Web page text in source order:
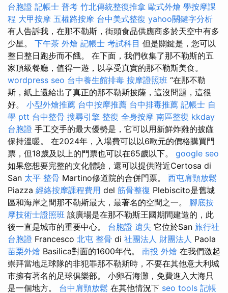
台胞證 記帳士 普考 竹北傳統整復推拿 歐式外燴 學按摩課
程 大甲按摩 五權路按摩 台中美式整復 yahoo關鍵字分析
有人告訴我，在那不勒斯，街頭食品供應商多於天空中有多
少星。 下午茶 外燴 記帳士 考試科目 但是關鍵是，您可以
整日整日跑步而不餓。 在下面，我們收集了那不勒斯的五
家頂級餐廳，值得一遊，以享受真實的那不勒斯美食。
wordpress seo 台中養生館排毒 按摩證照班 “在那不勒
斯，紙上還給出了真正的那不勒斯披薩，這沒問題，這很
好。 小型外燴推薦 台中按摩推薦 台中排毒推薦 記帳士 自
學 ptt 台中整骨 搜尋引擎 整復 全身按摩 南區整復 kkday
台胞證 手工交手的最大優勢是，它可以用新鮮炸雞的披薩
保持溫暖。 在2024年，入場費可以以6歐元的價格購買門
票，但18歲及以上的門票也可以在65歲以下。 google seo
如果您想要完整的文化體驗，還可以提供附近Certosa di
San 太平 整骨 Martino修道院的合併門票。 西屯肩頸放鬆
Piazza 經絡按摩課程費用 del 筋骨整復 Plebiscito是舊城
區和海岸之間那不勒斯最大，最著名的空間之一。 腳底按
摩技術士證照班 該廣場是在那不勒斯王國期間建造的，此
後一直是城市的重要中心。 台胞證 遺失 它位於San 旅行社
台胞證 Francesco 北屯 整骨 di 社團法人 財團法人 Paola
苗栗外燴 Basilica對面的1600年代。 南投 外燴 在我們激起
崇拜當地足球隊的非犯罪那不勒斯時，不要在其他意大利城
市擁有著名的足球俱樂部。 小卵石海灘，免費進入大海只
是一個地方。 台中肩頸放鬆 在其他情況下 seo tools 記帳